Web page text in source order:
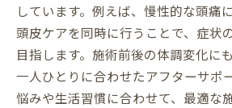
しています。例えば、慢性的な頭痛
頭皮ケアを同時に行うことで、症状
目指します。施術前後の体調変化に
一人ひとりに合わせたアフターサポ
悩みや生活習慣に合わせて、最適な